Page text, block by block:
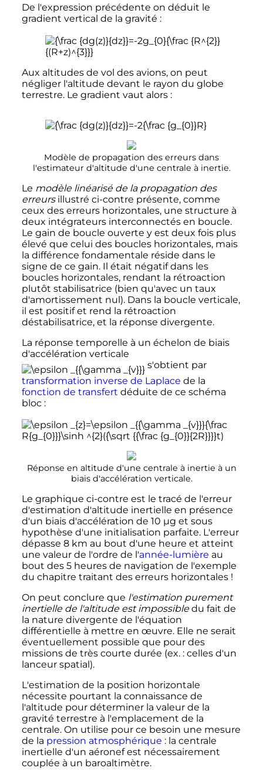
De l'expression précédente on déduit le
gradient vertical de la gravité :
Aux altitudes de vol des avions, on peut
négliger l'altitude devant le rayon du globe
terrestre. Le gradient vaut alors :
Modèle de propagation des erreurs dans
l'estimateur d'altitude d'une centrale à inertie.
Le modèle linéarisé de la propagation des
erreursillustré ci-contre présente, comme
ceux des erreurs horizontales, une structure à
deux intégrateurs interconnectés en boucle.
Le gain de boucle ouverte y est deux fois plus
élevé que celui des boucles horizontales, mais
la différence fondamentale réside dans le
signe de ce gain. Il était négatif dans les
boucles horizontales, rendant la rétroaction
plutôt stabilisatrice (bien qu'avec un taux
d'amortissement nul). Dans la boucle verticale,
il est positif et rend la rétroaction
déstabilisatrice, et la réponse divergente.
La réponse temporelle à un échelon de biais
d'accélération verticale
s'obtient par
transformation inverse de Laplace de la
fonction de transfert déduite de ce schéma
bloc :
Réponse en altitude d'une centrale à inertie à un
biais d'accélération verticale.
Le graphique ci-contre est le tracé de l'erreur
d'estimation d'altitude inertielle en présence
d'un biais d'accélération de 10 µg et sous
hypothèse d'une initialisation parfaite. L'erreur
dépasse 8 km au bout d'une heure et atteint
une valeur de l'ordre de l'année-lumière au
bout des 5 heures de navigation de l'exemple
du chapitre traitant des erreurs horizontales !
On peut conclure que l'estimation purement
inertielle de l'altitude est impossibledu fait de
la nature divergente de l'équation
différentielle à mettre en œuvre. Elle ne serait
éventuellement possible que pour des
missions de très courte durée (ex. :celles d'un
lanceur spatial).
L'estimation de la position horizontale
nécessite pourtant la connaissance de
l'altitude pour déterminer la valeur de la
gravité terrestre à l'emplacement de la
centrale. On utilise pour ce besoin une mesure
de la pression atmosphérique : la centrale
inertielle d'un aéronef est nécessairement
couplée à un baroaltimètre.